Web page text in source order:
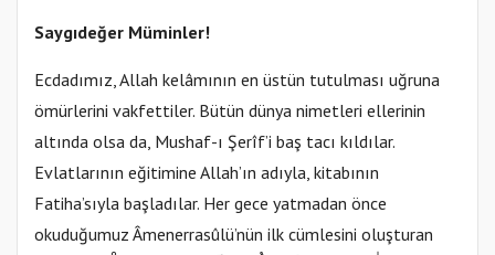
Saygıdeğer Müminler!
Ecdadımız, Allah kelâmının en üstün tutulması uğruna
ömürlerini vakfettiler. Bütün dünya nimetleri ellerinin
altında olsa da, Mushaf-ı Şerîf’i baş tacı kıldılar.
Evlatlarının eğitimine Allah’ın adıyla, kitabının
Fatiha’sıyla başladılar. Her gece yatmadan önce
okuduğumuz Âmenerrasûlü’nün ilk cümlesini oluşturan